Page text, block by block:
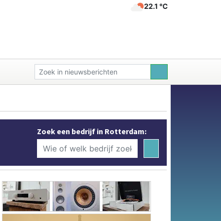
22.1 ℃
Zoek een bedrijf in Rotterdam: